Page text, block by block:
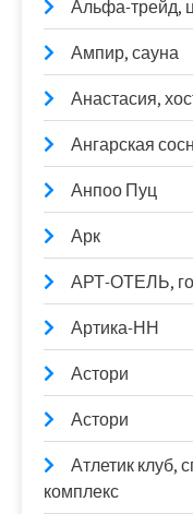
Альфа-трейд,
Ампир, сауна
Анастасия,
Ангарская
Анпоо Пуц
Арк
АРТ-ОТЕЛЬ,
Артика-НН
Астори
Астори
Атлетик клуб,
комплекс